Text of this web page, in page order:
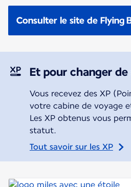
Consulter le site de Flying
Et pour changer
Vous recevez des XP
votre cabine de voyage
Les XP obtenus vous
statut.
Tout savoir sur les XP